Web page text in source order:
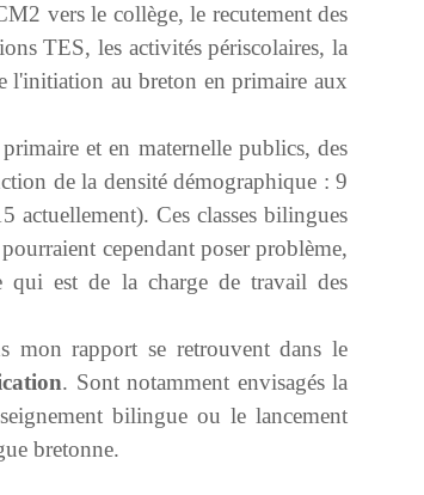
vers le collège, le recutement des
TES, les activités périscolaires, la
l'initiation au breton en primaire aux
et en maternelle publics, des
de la densité démographique : 9
actuellement). Ces classes bilingues
cependant poser problème,
est de la charge de travail des
mon rapport se retrouvent dans le
. Sont notamment envisagés la
bilingue ou le lancement
bretonne.